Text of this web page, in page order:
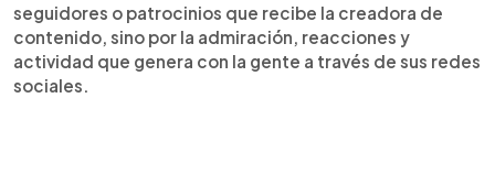
seguidores o patrocinios que recibe la creadora de
contenido, sino por la admiración, reacciones y
actividad que genera con la gente a través de sus redes
sociales.